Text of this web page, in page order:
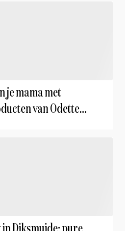
je mama met
van Odette